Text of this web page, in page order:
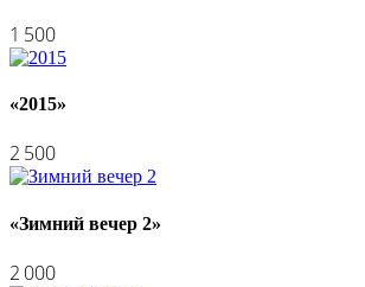
1 500
«2015»
2 500
«Зимний вечер 2»
2 000